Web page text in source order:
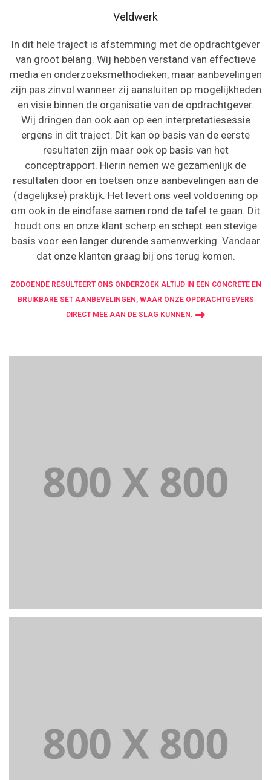
Veldwerk
In dit hele traject is afstemming met de opdrachtgever
van groot belang. Wij hebben verstand van effectieve
media en onderzoeksmethodieken, maar aanbevelingen
zijn pas zinvol wanneer zij aansluiten op mogelijkheden
en visie binnen de organisatie van de opdrachtgever.
Wij dringen dan ook aan op een interpretatiesessie
ergens in dit traject. Dit kan op basis van de eerste
resultaten zijn maar ook op basis van het
conceptrapport. Hierin nemen we gezamenlijk de
resultaten door en toetsen onze aanbevelingen aan de
(dagelijkse) praktijk. Het levert ons veel voldoening op
om ook in de eindfase samen rond de tafel te gaan. Dit
houdt ons en onze klant scherp en schept een stevige
basis voor een langer durende samenwerking. Vandaar
dat onze klanten graag bij ons terug komen.
ZODOENDE RESULTEERT ONS ONDERZOEK ALTIJD IN EEN CONCRETE EN
BRUIKBARE SET AANBEVELINGEN, WAAR ONZE OPDRACHTGEVERS
DIRECT MEE AAN DE SLAG KUNNEN.
PORTFOLIO TITLE 21
BRANDING AND BROCHURE
PORTFOLIO TITLE 22
BRANDING AND IDENTITY